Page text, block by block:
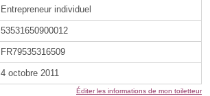
Entrepreneur individuel
53531650900012
FR79535316509
4 octobre 2011
Éditer les informations de mon toiletteur